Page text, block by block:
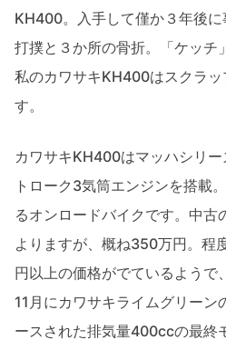
KH400。入手して僅か３年後
打撲と３か所の骨折。「ケッチ
私のカワサキKH400はスクラ
す。
カワサキKH400はマッハシリ
トローク3気筒エンジンを搭載
るオンロードバイクです。中古
よりますが、概ね350万円。程
円以上の価格がでているようで
11月にカワサキライムグリーン
ースされた排気量400ccの最終